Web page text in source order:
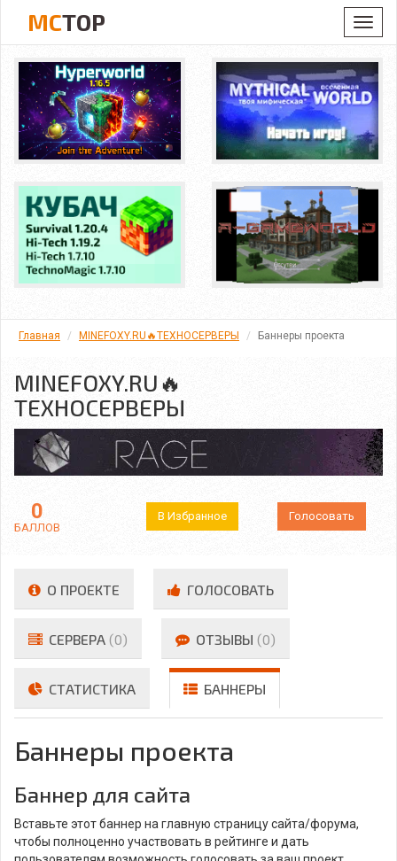
MCTOP
Главная MINEFOXY.RU🔥ТЕХНОСЕРВЕРЫ Баннеры проекта
MINEFOXY.RU🔥
ТЕХНОСЕРВЕРЫ
0
БАЛЛОВ
В Избранное Голосовать
О ПРОЕКТЕ ГОЛОСОВАТЬ
СЕРВЕРА (0) ОТЗЫВЫ (0)
СТАТИСТИКА БАННЕРЫ
Баннеры проекта
Баннер для сайта
Вставьте этот баннер на главную страницу сайта/форума,
чтобы полноценно участвовать в рейтинге и дать